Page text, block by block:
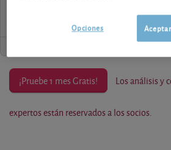
¡Pruebe 1 mes Gratis! Los análisis y
expertos están reservados a los socios.
Opciones